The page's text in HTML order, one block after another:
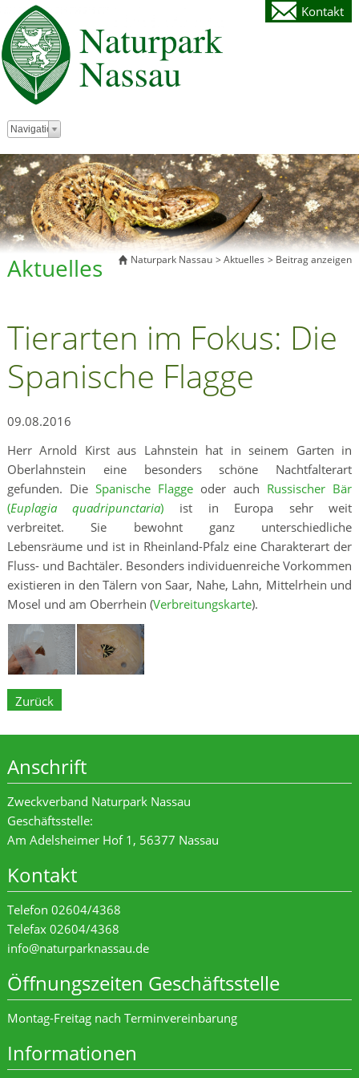
Kontakt
Zielseite
Navigation
Naturpark Nassau Aktuelles Beitrag anzeigen
Aktuelles
Tierarten im Fokus: Die
Spanische Flagge
09.08.2016
Herr Arnold Kirst aus Lahnstein hat in seinem Garten in
Oberlahnstein eine besonders schöne Nachtfalterart
gefunden. Die Spanische Flagge oder auch Russischer Bär
(Euplagia quadripunctaria) ist in Europa sehr weit
verbreitet. Sie bewohnt ganz unterschiedliche
Lebensräume und ist in Rheinland-Pfalz eine Charakterart der
Fluss- und Bachtäler. Besonders individuenreiche Vorkommen
existieren in den Tälern von Saar, Nahe, Lahn, Mittelrhein und
Mosel und am Oberrhein (Verbreitungskarte).
Zurück
Anschrift
Zweckverband Naturpark Nassau
Geschäftsstelle:
Am Adelsheimer Hof 1, 56377 Nassau
Kontakt
Telefon 02604/4368
Telefax 02604/4368
info@naturparknassau.de
Öffnungszeiten Geschäftsstelle
Montag-Freitag nach Terminvereinbarung
Informationen